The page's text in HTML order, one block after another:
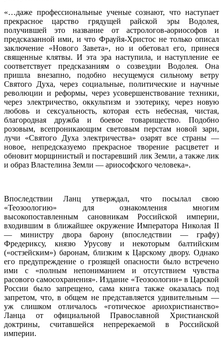
«…даже профессиональные ученые сознают, что наступает
прекрасное царство грядущей райской эры Водолея,
получившей это название от астрологов-аориософов и
предсказанной ими, и что Фрауйя-Христос не только описал
заключение «Нового Завета», но и обетовал его, принеся
священные клятвы. И эта эра наступила, и наступление ее
соответствует предсказаниям о созвездии Водолея. Она
пришла внезапно, подобно несущемуся сильному ветру
Святого Духа, через социальные, политические и научные
революции и реформы, через усовершенствование техники,
через электричество, оккультизм и эзотерику, через новую
любовь и сексуальность, которая есть небесная, чистая,
благородная дружба и боевое товарищество. Подобно
розовым, всепроникающим световым перстам новой зари,
лучи «Святого Духа электричества» озарят все страны —
новое, непредсказуемо прекрасное творение расцветет и
обновит морщинистый и постаревший лик Земли, а также лик
и образ Властелина Земли — ариософского человека».
Впоследствии Ланц утверждал, что посылал свою
«Теозоологию» для ознакомления многим
высокопоставленным сановникам Российской империи,
входившим в ближайшее окружение Императора Николая II
— министру двора барону (впоследствии — графу)
Фредериксу, князю Урусову и некоторым балтийским
(«остзейским») баронам, близким к Царскому двору. Однако
его предупреждение о грозящей опасности было встречено
ими с «полным непониманием и отсутствием чувства
расового самосохранения». Издание «Теозоологии» в Царской
России было запрещено, сама книга также оказалась под
запретом, что, в общем не представляется удивительным —
уж слишком отличалось «готическое ариохристианство»
Ланца от официальной Православной Христианской
доктрины, считавшейся непререкаемой в Российской
империи.